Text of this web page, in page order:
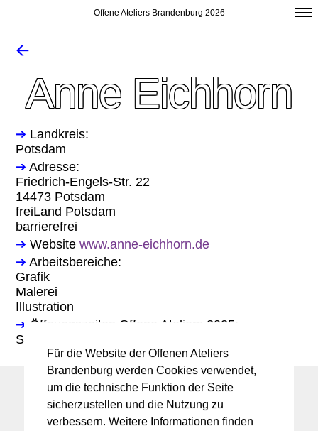
Offene Ateliers Brandenburg 2026
🡨
Anne Eichhorn
➔ Landkreis:
Potsdam
➔ Adresse:
Friedrich-Engels-Str. 22
14473 Potsdam
freiLand Potsdam
barrierefrei
➔ Websitewww.anne-eichhorn.de
➔ Arbeitsbereiche:
Grafik
Malerei
Illustration
➔ Öffnungszeiten Offene Ateliers 2025:
So. 11-18 Uhr
Für die Website der Offenen Ateliers
Brandenburg werden Cookies verwendet,
um die technische Funktion der Seite
sicherzustellen und die Nutzung zu
verbessern. Weitere Informationen finden